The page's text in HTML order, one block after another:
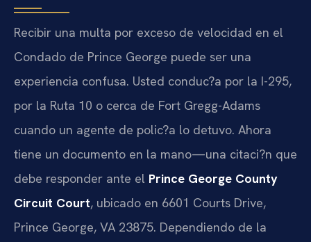
Recibir una multa por exceso de velocidad en el
Condado de Prince George puede ser una
experiencia confusa. Usted conduc?a por la I-295,
por la Ruta 10 o cerca de Fort Gregg-Adams
cuando un agente de polic?a lo detuvo. Ahora
tiene un documento en la mano—una citaci?n que
debe responder ante el Prince George County
Circuit Court, ubicado en 6601 Courts Drive,
Prince George, VA 23875. Dependiendo de la